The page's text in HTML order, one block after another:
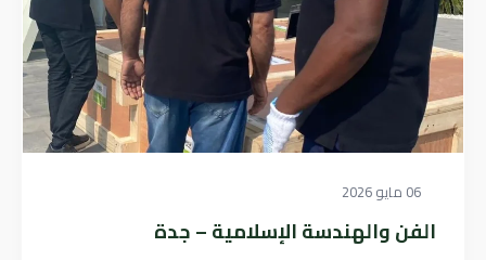
06 مايو 2026
الفن والهندسة الإسلامية – جدة